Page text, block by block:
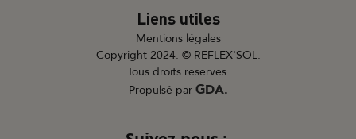
Liens utiles
Mentions légales
Copyright 2024. © REFLEX'SOL.
Tous droits réservés.
Propulsé par GDA.